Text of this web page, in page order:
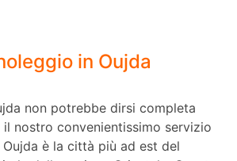
in Oujda
non potrebbe dirsi completa
il nostro convenientissimo servizio
è la città più ad est del